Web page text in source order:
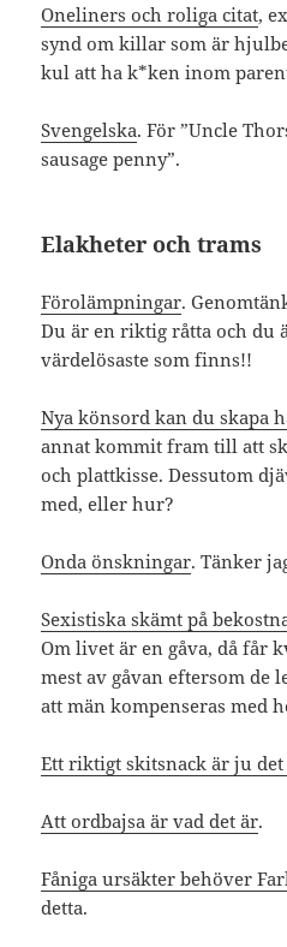
Oneliners och roliga citat,
synd om killar som är
kul att ha k*ken inom
Svengelska. För ”Uncle
sausage penny”.
Elakheter och trams
Förolämpningar.
Du är en riktig råtta och du
värdelösaste som finns!!
Nya könsord kan du skapa
annat kommit fram till att
och plattkisse. Dessutom
med, eller hur?
Onda önskningar. Tänker
Sexistiska skämt på
Om livet är en gåva, då får
mest av gåvan eftersom de
att män kompenseras med
Ett riktigt skitsnack är ju
Att ordbajsa är vad det är.
Fåniga ursäkter behöver
detta.